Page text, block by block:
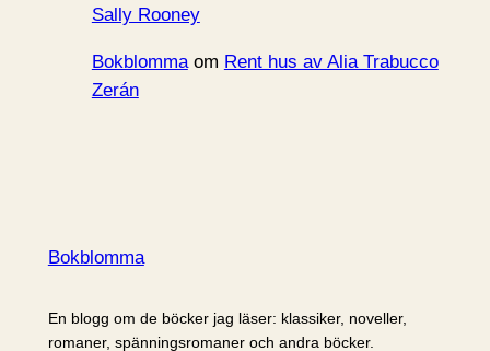
Sally Rooney
Bokblommaom Rent hus av Alia Trabucco
Zerán
Bokblomma
En blogg om de böcker jag läser: klassiker, noveller,
romaner, spänningsromaner och andra böcker.